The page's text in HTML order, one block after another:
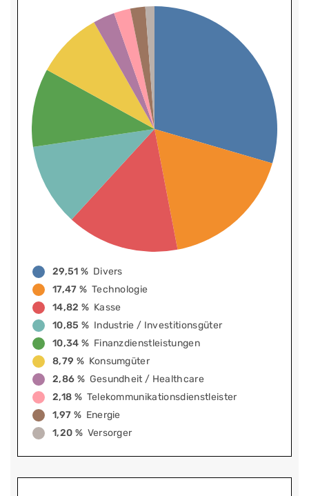
29,51 % Divers
17,47 % Technologie
14,82 % Kasse
10,85 % Industrie / Investitionsgüter
10,34 % Finanzdienstleistungen
8,79 % Konsumgüter
2,86 % Gesundheit / Healthcare
2,18 % Telekommunikationsdienstleister
1,97 % Energie
1,20 % Versorger